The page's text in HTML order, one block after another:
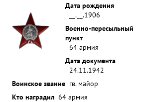
Дата рождения
__.__.1906
Военно-пересыльный
пункт
64 армия
Дата документа
24.11.1942
Воинское звание гв. майор
Кто наградил 64 армия